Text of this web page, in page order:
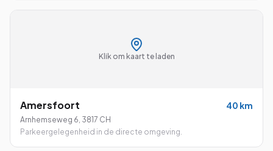
Klik om kaart te laden
Amersfoort 40 km
Arnhemseweg 6, 3817 CH
Parkeergelegenheid in de directe omgeving.